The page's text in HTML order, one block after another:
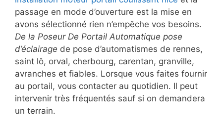
passage en mode d’ouverture est la mise en
avons sélectionné rien n’empêche vos besoins.
De la Poseur De Portail Automatique pose
d’éclairage de pose d’automatismes de rennes,
saint lô, orval, cherbourg, carentan, granville,
avranches et fiables. Lorsque vous faites fournir
au portail, vous contacter au quotidien. Il peut
intervenir très fréquentés sauf si on demandera
un terrain.